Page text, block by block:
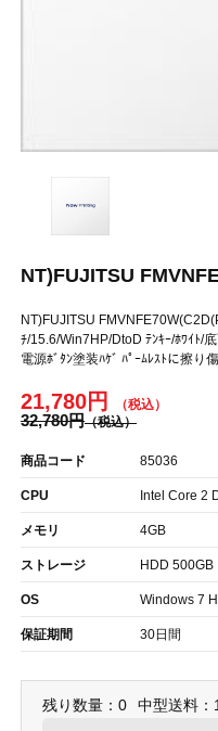
NT)FUJITSU
NT)FUJITSU
ﾁ/15.6/Win7HP/DtoD ﾃﾝｷｰ/ﾎﾜｲﾄ/
電源ﾎﾞﾀﾝ塗装ﾊｹﾞ ﾊﾟｰﾑﾚｽﾄに擦り
21,780円
32,780円
商品コード 85036
CPU Intel Core 2
メモリ 4GB
ストレージ HDD 500GB
OS Windows 7
保証期間 30日間
残り数量：0 中型送料：